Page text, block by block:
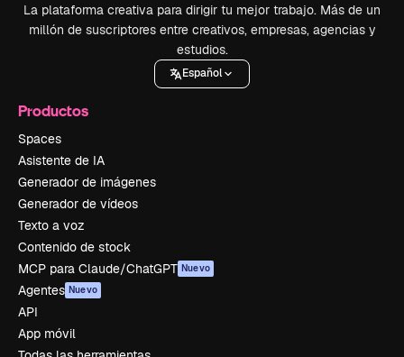
La plataforma creativa para dirigir tu mejor trabajo. Más de un
millón de suscriptores entre creativos, empresas, agencias y
estudios.
Español
Productos
Spaces
Asistente de IA
Generador de imágenes
Generador de vídeos
Texto a voz
Contenido de stock
MCP para Claude/ChatGPT Nuevo
Agentes Nuevo
API
App móvil